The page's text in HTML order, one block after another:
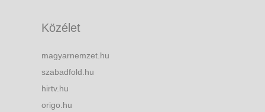
Közélet
magyarnemzet.hu
szabadfold.hu
hirtv.hu
origo.hu